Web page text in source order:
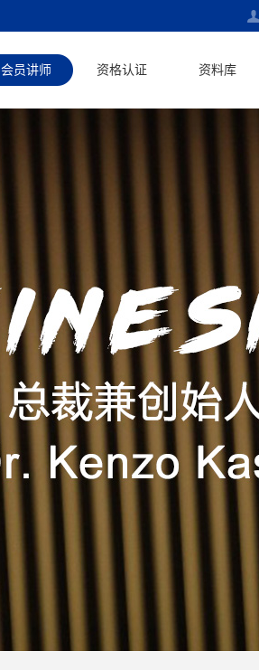
会员讲师 资格认证 资料库